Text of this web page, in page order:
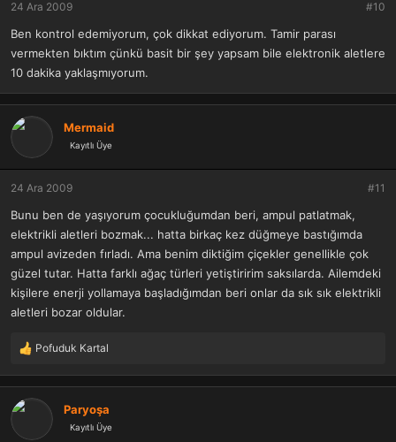
24 Ara 2009 #10
Ben kontrol edemiyorum, çok dikkat ediyorum. Tamir parası
vermekten bıktım çünkü basit bir şey yapsam bile elektronik aletlere
10 dakika yaklaşmıyorum.
Mermaid
Kayıtlı Üye
24 Ara 2009 #11
Bunu ben de yaşıyorum çocukluğumdan beri, ampul patlatmak,
elektrikli aletleri bozmak... hatta birkaç kez düğmeye bastığımda
ampul avizeden fırladı. Ama benim diktiğim çiçekler genellikle çok
güzel tutar. Hatta farklı ağaç türleri yetiştiririm saksılarda. Ailemdeki
kişilere enerji yollamaya başladığımdan beri onlar da sık sık elektrikli
aletleri bozar oldular.
T
p
k
l
Pofuduk Kartal
Paryoşa
Kayıtlı Üye